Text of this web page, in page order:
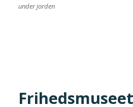
Foreningen
under jorden
Frihedsmuseet